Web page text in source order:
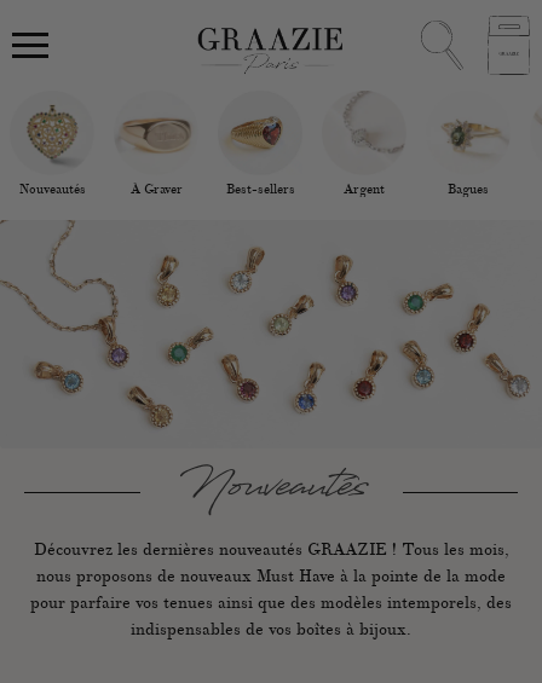
Nouveautés À Graver Best-sellers Argent Bagues
Nouveautés
Découvrez les dernières nouveautés GRAAZIE ! Tous les mois,
nous proposons de nouveaux Must Have à la pointe de la mode
pour parfaire vos tenues ainsi que des modèles intemporels, des
indispensables de vos boîtes à bijoux.